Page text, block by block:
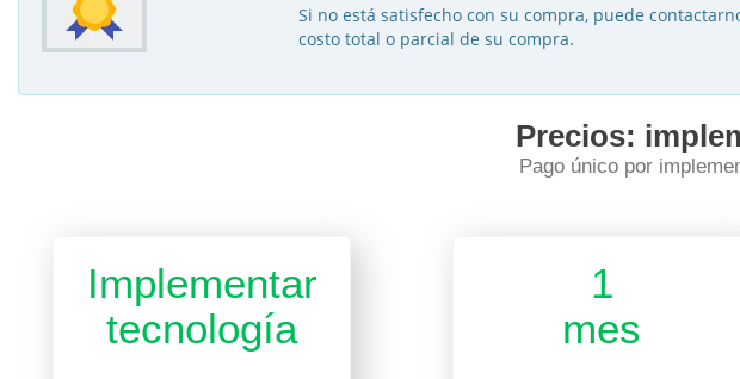
Si no está satisfecho con su compra, puede
costo total o parcial de su compra.
Precios:
Pago único por
Implementar
tecnología
1
mes